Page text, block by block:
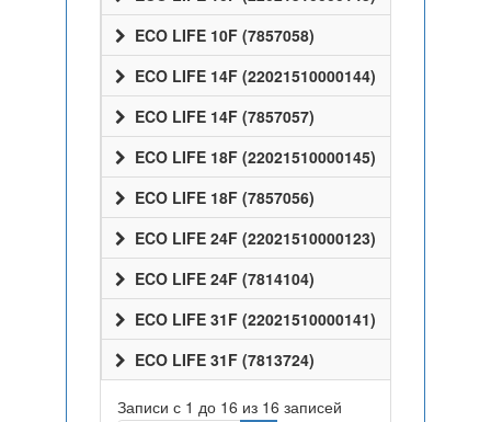
ECO LIFE 10F (7857058)
ECO LIFE 14F (22021510000144)
ECO LIFE 14F (7857057)
ECO LIFE 18F (22021510000145)
ECO LIFE 18F (7857056)
ECO LIFE 24F (22021510000123)
ECO LIFE 24F (7814104)
ECO LIFE 31F (22021510000141)
ECO LIFE 31F (7813724)
Записи с 1 до 16 из 16 записей